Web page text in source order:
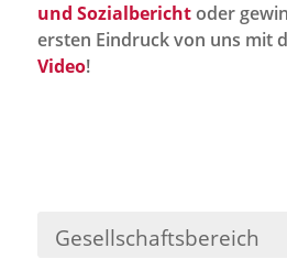
Jobportal
Presse und Medien
Karriere
und Sozialberichtoder
ersten Eindruck von uns mit
Video!
Gesellschaftsbereich